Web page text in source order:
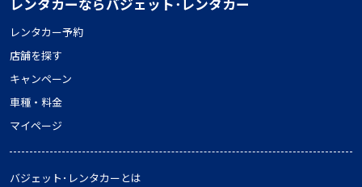
レンタカー予約
店舗を探す
キャンペーン
車種・料金
マイページ
バジェット･レンタカーとは